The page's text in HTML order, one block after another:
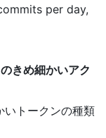
per day,
きめ細かいアク
いトークンの種類